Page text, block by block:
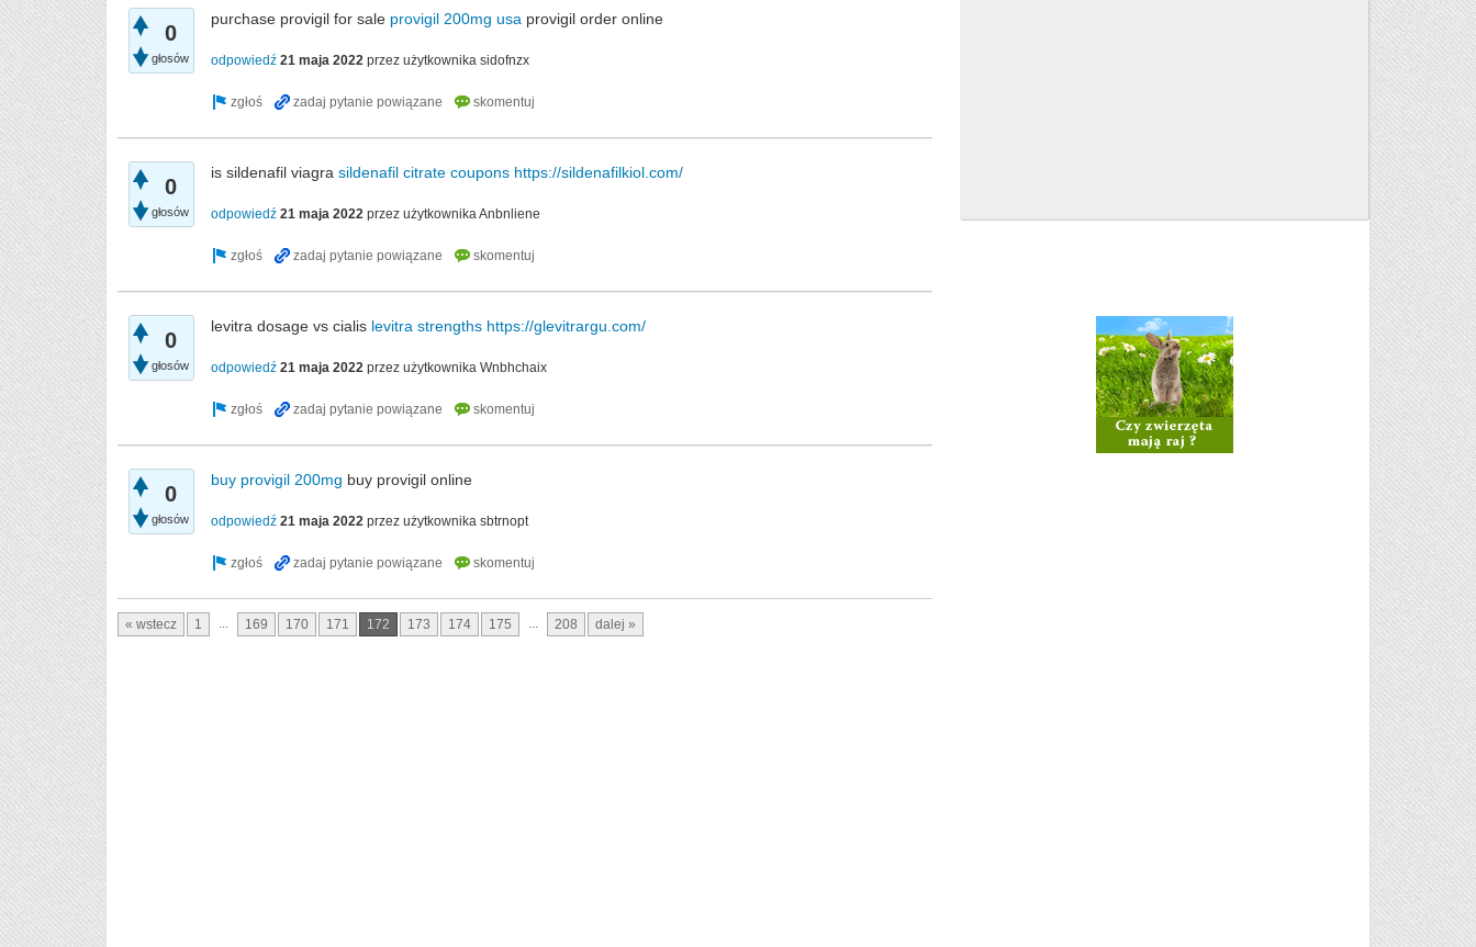
0
głosów
purchase provigil for sale provigil 200mg usa provigil order online
odpowiedź 21 maja 2022 przez użytkownika sidofnzx
0
głosów
is sildenafil viagra sildenafil citrate coupons https://sildenafilkiol.com/
odpowiedź 21 maja 2022 przez użytkownikaAnbnliene
0
głosów
levitra dosage vs cialis levitra strengths https://glevitrargu.com/
odpowiedź 21 maja 2022 przez użytkownika Wnbhchaix
0
głosów
buy provigil 200mg buy provigil online
odpowiedź 21 maja 2022 przez użytkownika sbtrnopt
« wstecz 1 ... 169 170 171 172 173 174 175 ... 208 dalej »